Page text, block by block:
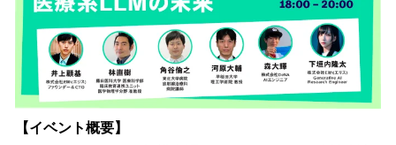
み
込
み
中
で
す
【イベント概要】